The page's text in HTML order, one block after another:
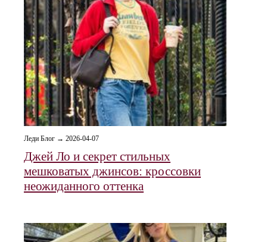
Леди Блог → 2026-04-07
Джей Ло и секрет стильных
мешковатых джинсов: кроссовки
неожиданного оттенка